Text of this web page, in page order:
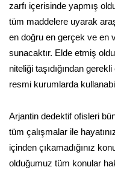
zarfı içerisinde yapmış
tüm maddelere uyarak
en doğru en gerçek ve en
sunacaktır. Elde etmiş
niteliği taşıdığından
resmi kurumlarda
Arjantin dedektif ofisleri
tüm çalışmalar ile
içinden çıkamadığınız
olduğumuz tüm konular